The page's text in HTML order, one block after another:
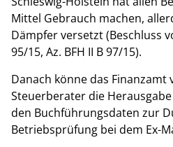
Mittel Gebrauch machen,
Dämpfer versetzt (Beschluss
95/15, Az. BFH II B 97/15).
Danach könne das Finanzamt
Steuerberater die
den Buchführungsdaten zur
Betriebsprüfung bei dem Ex-